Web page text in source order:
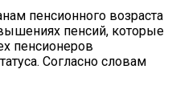
пенсионного возраста
пенсий, которые
пенсионеров
Согласно словам